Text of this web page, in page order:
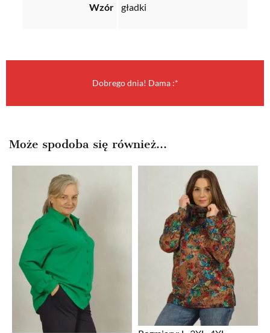
Wzór gładki
Dobrego dnia! Dama :*
Może spodoba się również…